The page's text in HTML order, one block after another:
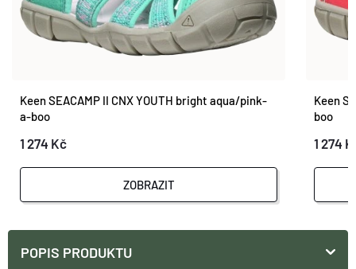
Keen SEACAMP II CNX YOUTH bright aqua/pink-
a-boo
1 274 Kč
ZOBRAZIT
Keen
boo
1 274
POPIS PRODUKTU